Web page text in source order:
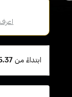
الإسلامية